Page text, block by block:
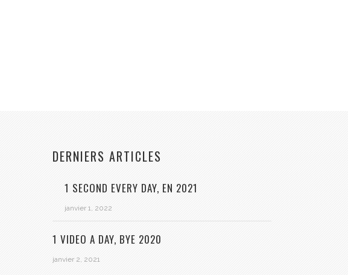
DERNIERS ARTICLES
1 SECOND EVERY DAY, EN 2021
janvier 1, 2022
1 VIDEO A DAY, BYE 2020
janvier 2, 2021